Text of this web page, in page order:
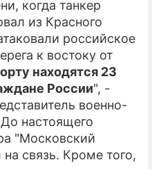
СЕРИАЛЫ
ИГРЫ
ПРЕСС-РЕЛИЗЫ
О ПРОЕКТЕ
когда танкер
из Красного
российское
к востоку от
находятся 23
России", -
военно-
настоящего
"Московский
связь. Кроме того,